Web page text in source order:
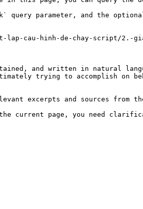
query parameter, and the
lap-cau-hinh-de-chay-script/
and written in natural
trying to accomplish on
excerpts and sources from
current page, you need